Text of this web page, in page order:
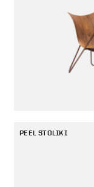
PEEL STOLIKI